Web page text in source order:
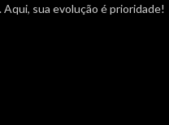
sua evolução é prioridade!